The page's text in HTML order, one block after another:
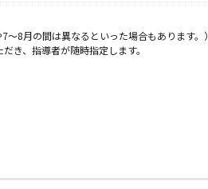
8月の間は異なるといった場合もあります。）
き、指導者が随時指定します。